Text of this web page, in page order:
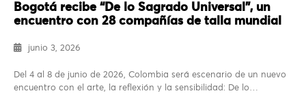
Bogotá recibe “De lo Sagrado Universal”, un
encuentro con 28 compañías de talla mundial
junio 3, 2026
Del 4 al 8 de junio de 2026, Colombia será escenario de un nuevo
encuentro con el arte, la reflexión y la sensibilidad: De lo…